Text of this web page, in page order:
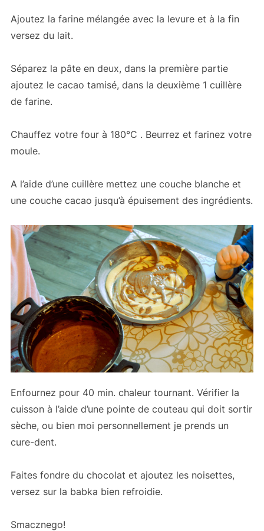
Ajoutez la farine mélangée avec la levure et à la fin
versez du lait.
Séparez la pâte en deux, dans la première partie
ajoutez le cacao tamisé, dans la deuxième 1 cuillère
de farine.
Chauffez votre four à 180°C . Beurrez et farinez votre
moule.
A l’aide d’une cuillère mettez une couche blanche et
une couche cacao jusqu’à épuisement des ingrédients.
Enfournez pour 40 min. chaleur tournant. Vérifier la
cuisson à l’aide d’une pointe de couteau qui doit sortir
sèche, ou bien moi personnellement je prends un
cure-dent.
Faites fondre du chocolat et ajoutez les noisettes,
versez sur la babka bien refroidie.
Smacznego!